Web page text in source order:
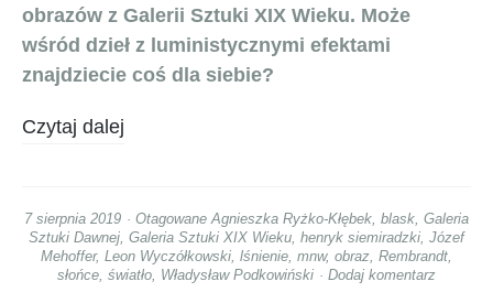
obrazów z Galerii Sztuki XIX Wieku. Może
wśród dzieł z luministycznymi efektami
znajdziecie coś dla siebie?
Czytaj dalej
7 sierpnia 2019 Otagowane Agnieszka Ryżko-Kłębek blask Galeria
Sztuki Dawnej Galeria Sztuki XIX Wieku henryk siemiradzki Józef
Mehoffer, Leon Wyczółkowski lśnienie mnw, obraz Rembrandt
słońce światło Władysław Podkowiński Dodaj komentarz